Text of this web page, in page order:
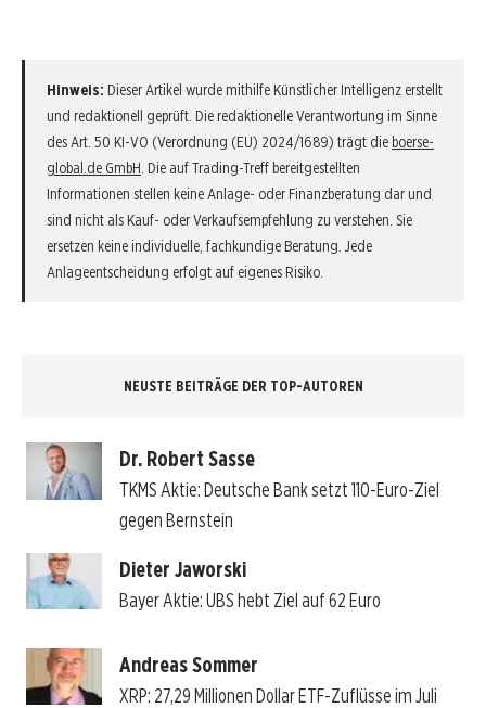
Hinweis: Dieser Artikel wurde mithilfe Künstlicher Intelligenz erstellt
und redaktionell geprüft. Die redaktionelle Verantwortung im Sinne
des Art. 50 KI-VO (Verordnung (EU) 2024/1689) trägt die boerse-
global.de GmbH . Die auf Trading-Treff bereitgestellten
Informationen stellen keine Anlage- oder Finanzberatung dar und
sind nicht als Kauf- oder Verkaufsempfehlung zu verstehen. Sie
ersetzen keine individuelle, fachkundige Beratung. Jede
Anlageentscheidung erfolgt auf eigenes Risiko.
NEUSTE BEITRÄGE DER TOP-AUTOREN
Dr. Robert Sasse
TKMS Aktie: Deutsche Bank setzt 110-Euro-Ziel
gegen Bernstein
Dieter Jaworski
Bayer Aktie: UBS hebt Ziel auf 62 Euro
Andreas Sommer
XRP: 27,29 Millionen Dollar ETF-Zuflüsse im Juli